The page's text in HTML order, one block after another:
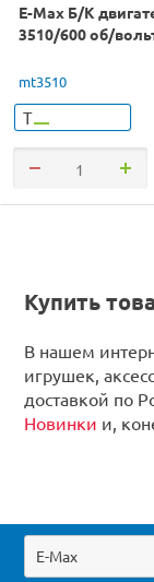
E-Max Б/К
3510/600 об/
mt3510
Т
Купить
В нашем
игрушек,
доставкой по
Новинки и,
E-Max